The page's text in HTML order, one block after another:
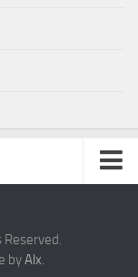
byAlx.